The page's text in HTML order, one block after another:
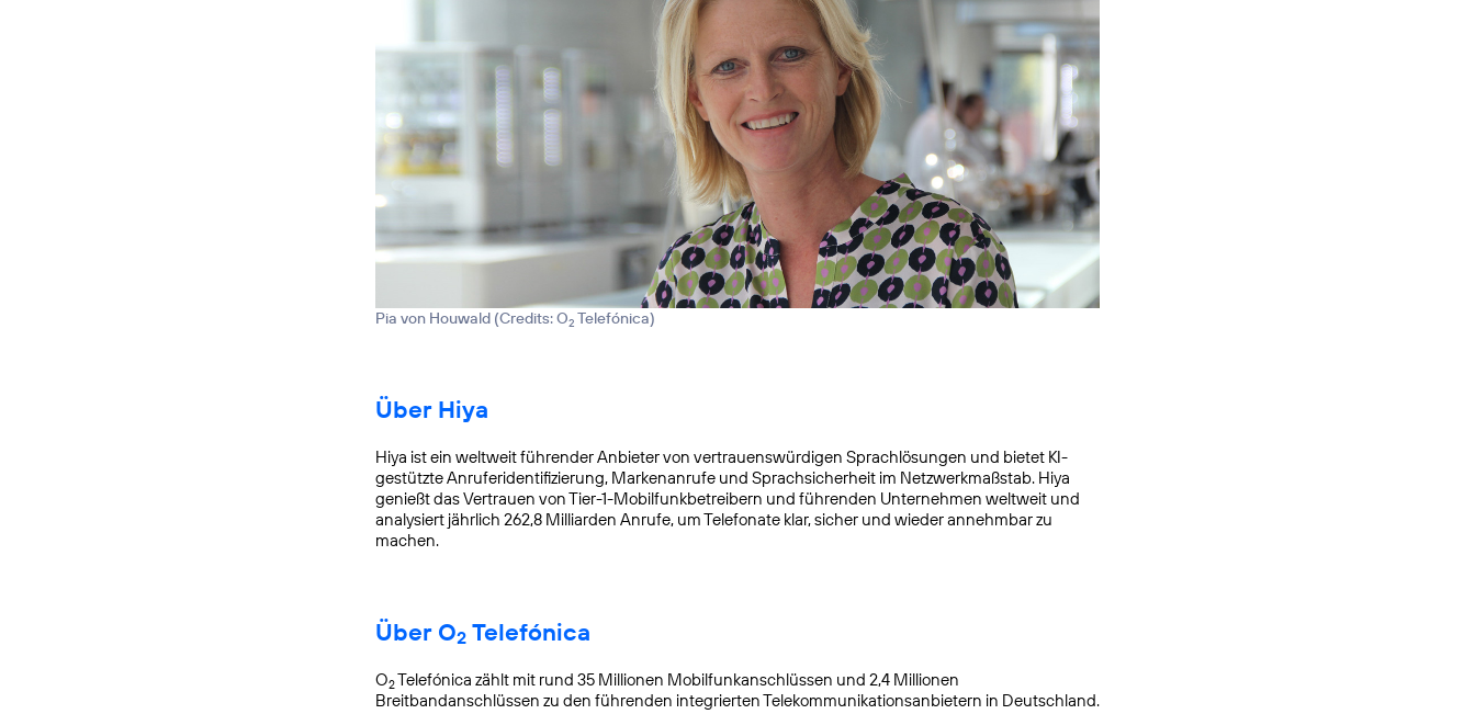
Pia von Houwald (Credits: O2 Telefónica)
Über Hiya
Hiya ist ein weltweit führender Anbieter von vertrauenswürdigen Sprachlösungen und bietet KI-
gestützte Anruferidentifizierung, Markenanrufe und Sprachsicherheit im Netzwerkmaßstab. Hiya
genießt das Vertrauen von Tier-1-Mobilfunkbetreibern und führenden Unternehmen weltweit und
analysiert jährlich 262,8 Milliarden Anrufe, um Telefonate klar, sicher und wieder annehmbar zu
machen.
Über O2 Telefónica
O2Telefónica zählt mit rund 35 Millionen Mobilfunkanschlüssen und 2,4 Millionen
Breitbandanschlüssen zu den führenden integrierten Telekommunikationsanbietern in Deutschland.